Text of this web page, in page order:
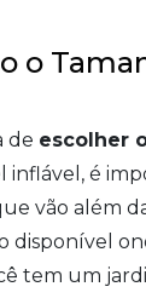
o
de escolher
inflável, é
vão além
disponível
tem um